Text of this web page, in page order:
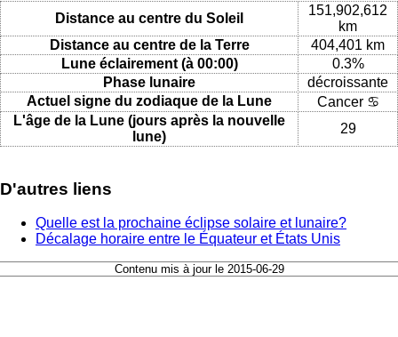
Distance au centre du Soleil
151,902,612
km
Distance au centre de la Terre
404,401 km
Lune éclairement (à 00:00)
0.3%
Phase lunaire
décroissante
Actuel signe du zodiaque de la Lune
Cancer ♋
L'âge de la Lune (jours après la nouvelle
lune)
29
D'autres liens
Quelle est la prochaine éclipse solaire et lunaire?
Décalage horaire entre le Équateur et États Unis
Contenu mis à jour le 2015-06-29